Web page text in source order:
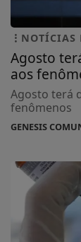
NOTÍCIAS
Agosto
aos
Agosto terá
fenômenos
GENESIS